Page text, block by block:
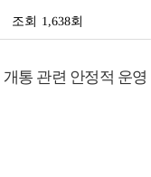
조회 1,638회
개통 관련 안정적 운영